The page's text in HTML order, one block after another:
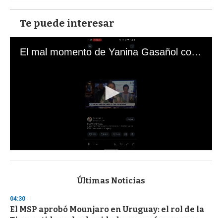
Te puede interesar
El mal momento de Yanina Gasañol con un hincha argentino en "Subrayado"
s
d
s
Últimas Noticias
04:30
El MSP aprobó Mounjaro en Uruguay: el rol de la